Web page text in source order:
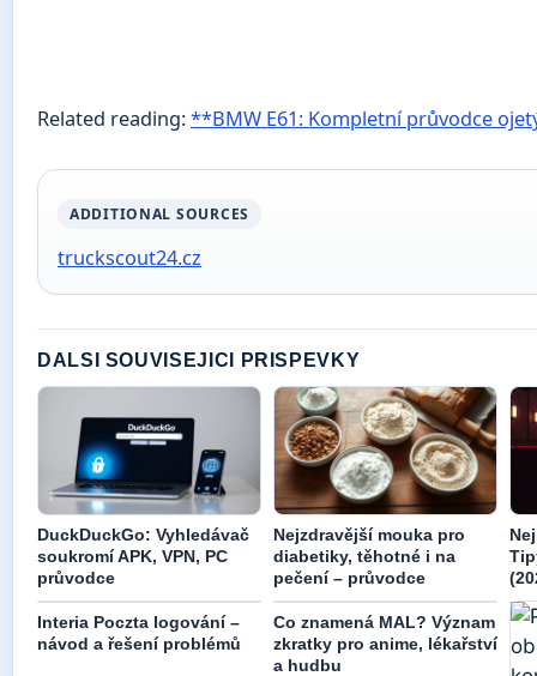
Related reading:**BMW E61: Kompletní průvodce
ADDITIONAL SOURCES
truckscout24.cz
DALSI SOUVISEJICI PRISPEVKY
DuckDuckGo: Vyhledávač
soukromí APK, VPN, PC
průvodce
Nejzdravější mouka pro
diabetiky, těhotné i na
pečení – průvodce
Interia Poczta logování –
návod a řešení problémů
Co znamená MAL? Význam
zkratky pro anime, lékařství
a hudbu